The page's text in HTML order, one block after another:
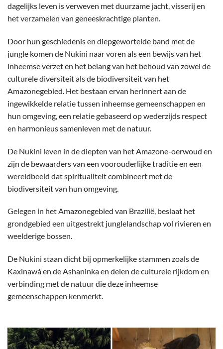
dagelijks leven is verweven met duurzame jacht, visserij en
het verzamelen van geneeskrachtige planten.
Door hun geschiedenis en diepgewortelde band met de
jungle komen de Nukini naar voren als een bewijs van het
inheemse verzet en het belang van het behoud van zowel de
culturele diversiteit als de biodiversiteit van het
Amazonegebied. Het bestaan ​​ervan herinnert aan de
ingewikkelde relatie tussen inheemse gemeenschappen en
hun omgeving, een relatie gebaseerd op wederzijds respect
en harmonieus samenleven met de natuur.
De Nukini leven in de diepten van het Amazone-oerwoud en
zijn de bewaarders van een voorouderlijke traditie en een
wereldbeeld dat spiritualiteit combineert met de
biodiversiteit van hun omgeving.
Gelegen in het Amazonegebied van Brazilië, beslaat het
grondgebied een uitgestrekt junglelandschap vol rivieren en
weelderige bossen.
De Nukini staan ​​dicht bij opmerkelijke stammen zoals de
Kaxinawá en de Ashaninka en delen de culturele rijkdom en
verbinding met de natuur die deze inheemse
gemeenschappen kenmerkt.